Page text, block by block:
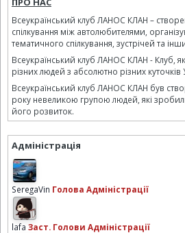
Всеукраїнський клуб ЛАНОС КЛАН –
спілкування між автолюбителями,
тематичного спілкування, зустрічей та
Всеукраїнський клуб ЛАНОС КЛАН - Клуб,
різних людей з абсолютно різних куточків
Всеукраїнський клуб ЛАНОС КЛАН був
року невеликою групою людей, які
його розвиток.
Адміністрація
SeregaVin Голова Адміністрації
lafa Заст. Голови Адміністрації